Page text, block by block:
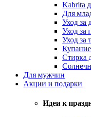
Kabrita
Для
Уход за
Уход за
Уход за
Стирка
Для мужчин
Акции и подарки
Идеи к